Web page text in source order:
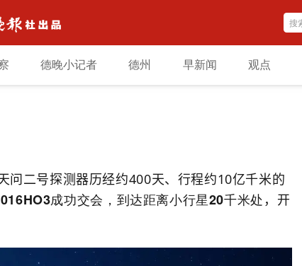
德晚小记者 德州 早新闻 观点
问二号探测器历经约400天、行程约10亿千米的
成功交会 ，到达距离小行星20千米处 ，开